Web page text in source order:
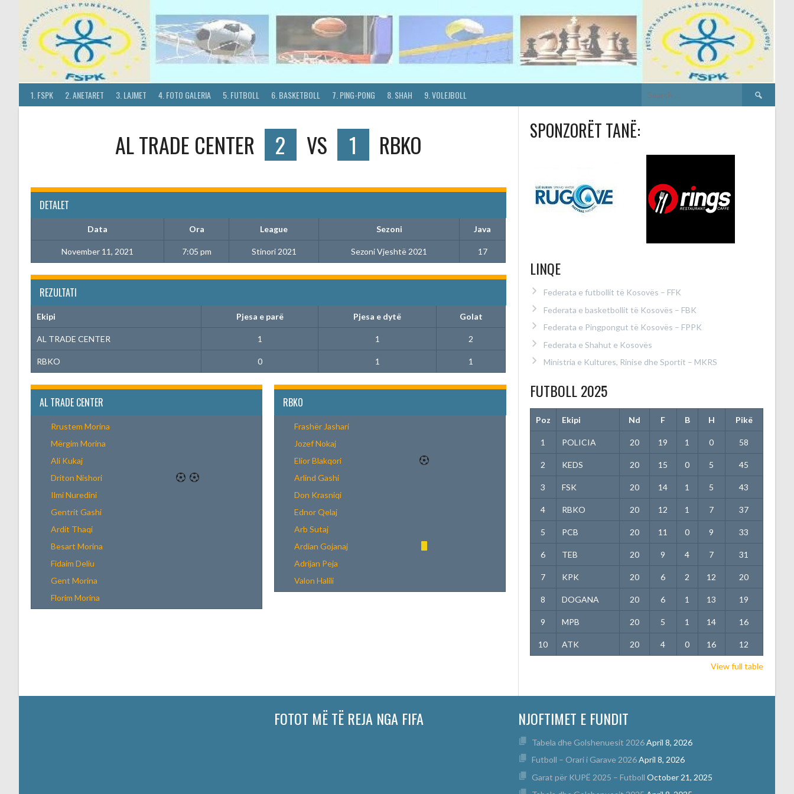
content
1. FSPK 2. ANETARET 3. LAJMET 4. FOTO GALERIA 5. FUTBOLL 6. BASKETBOLL 7. PING-PONG 8. SHAH 9. VOLEJBOLL
Search
for:
AL TRADE CENTER 2 VS 1 RBKO
DETALET
Data Ora League Sezoni Java
November 11, 2021 7:05 pm Stinori 2021 Sezoni Vjeshtë 2021 17
REZULTATI
Ekipi Pjesa e parë Pjesa e dytë Golat
AL TRADE CENTER 1 1 2
RBKO 0 1 1
AL TRADE CENTER
Rrustem Morina
Mërgim Morina
Ali Kukaj
Driton Nishori
Ilmi Nuredini
Gentrit Gashi
Ardit Thaqi
Besart Morina
Fidaim Deliu
Gent Morina
Florim Morina
RBKO
Frashër Jashari
Jozef Nokaj
Elior Blakqori
Arlind Gashi
Don Krasniqi
Ednor Qelaj
Arb Sutaj
Ardian Gojanaj
Adrijan Peja
Valon Halili
SPONZORËT TANË:
LINQE
Federata e futbollit të Kosovës – FFK
Federata e basketbollit të Kosovës – FBK
Federata e Pingpongut të Kosovës – FPPK
Federata e Shahut e Kosovës
Ministria e Kultures, Rinise dhe Sportit – MKRS
FUTBOLL 2025
Poz Ekipi Nd F B H Pikë
1 POLICIA 20 19 1 0 58
2 KEDS 20 15 0 5 45
3 FSK 20 14 1 5 43
4 RBKO 20 12 1 7 37
5 PCB 20 11 0 9 33
6 TEB 20 9 4 7 31
7 KPK 20 6 2 12 20
8 DOGANA 20 6 1 13 19
9 MPB 20 5 1 14 16
10 ATK 20 4 0 16 12
View full table
FOTOT MË TË REJA NGA FIFA NJOFTIMET E FUNDIT
Tabela dhe Golshenuesit 2026 April 8, 2026
Futboll – Orari i Garave 2026 April 8, 2026
Garat për KUPË 2025 – Futboll October 21, 2025